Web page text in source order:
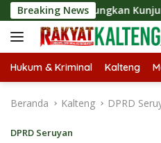
Langsung
ke
konten
Breaking NewsKunjungan Kaji
Hukum & Kriminal Kalteng
Beranda Kalteng DPRD
DPRD Seruyan